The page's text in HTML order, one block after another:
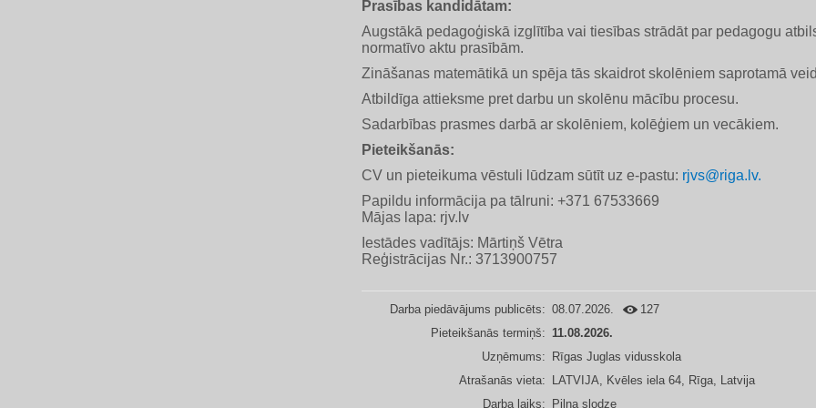
Prasības kandidātam:
Augstākā pedagoģiskā izglītība vai tiesības strādāt par pedagogu
normatīvo aktu prasībām.
Zināšanas matemātikā un spēja tās skaidrot skolēniem saprotamā
Atbildīga attieksme pret darbu un skolēnu mācību procesu.
Sadarbības prasmes darbā ar skolēniem, kolēģiem un vecākiem.
Pieteikšanās:
CV un pieteikuma vēstuli lūdzam sūtīt uz e-pastu: rjvs@riga.lv.
Papildu informācija pa tālruni: +371 67533669
Mājas lapa: rjv.lv
Iestādes vadītājs: Mārtiņš Vētra
Reģistrācijas Nr.: 3713900757
Darba piedāvājums publicēts: 08.07.2026.
127
Pieteikšanās termiņš: 11.08.2026.
Uzņēmums: Rīgas Juglas vidusskola
Atrašanās vieta: LATVIJA, Kvēles iela 64, Rīga, Latvija
Darba laiks: Pilna slodze